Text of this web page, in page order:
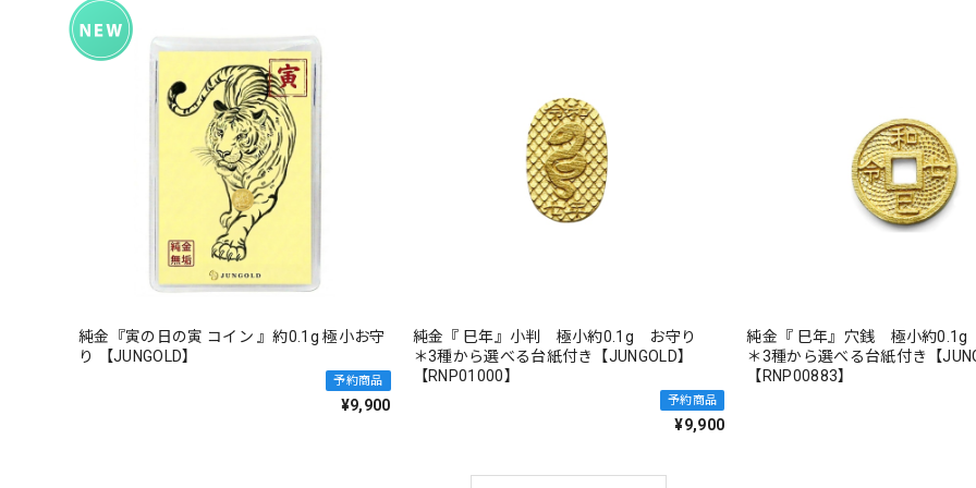
純金『寅の日の寅 コイン 』約0.1g 極小お守
り 【JUNGOLD】
予約商品
¥9,900
純金『 巳年』小判 極小約0.1g お守り
＊3種から選べる台紙付き【JUNGOLD】
【RNP01000】
予約商品
¥9,900
純金『 巳年』穴銭 極小約
＊3種から選べる台紙付き【
【RNP00883】